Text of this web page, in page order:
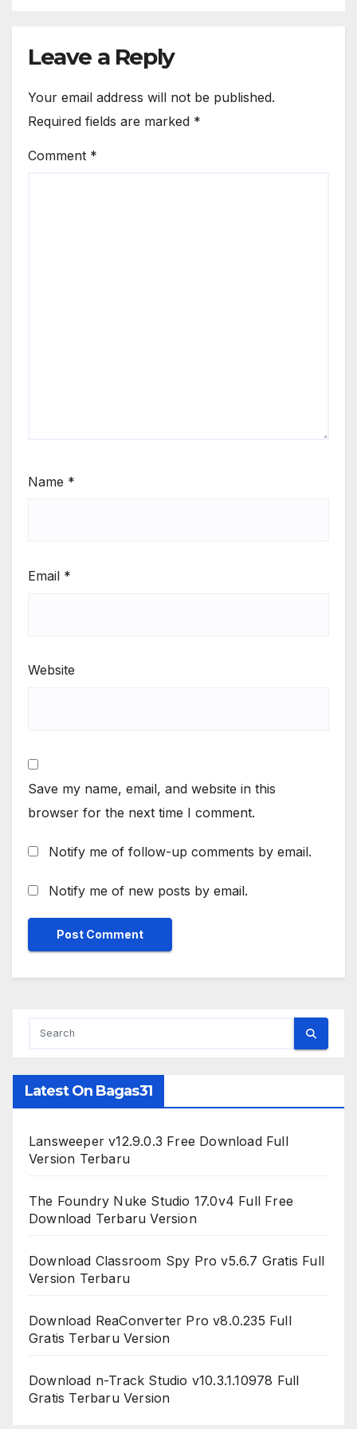
Leave a Reply
Your email address will not be published.
Required fields are marked *
Comment *
Name *
Email *
Website
Save my name, email, and website in this
browser for the next time I comment.
Notify me of follow-up comments by email.
Notify me of new posts by email.
Latest On Bagas31
Lansweeper v12.9.0.3 Free Download Full
Version Terbaru
The Foundry Nuke Studio 17.0v4 Full Free
Download Terbaru Version
Download Classroom Spy Pro v5.6.7 Gratis Full
Version Terbaru
Download ReaConverter Pro v8.0.235 Full
Gratis Terbaru Version
Download n-Track Studio v10.3.1.10978 Full
Gratis Terbaru Version